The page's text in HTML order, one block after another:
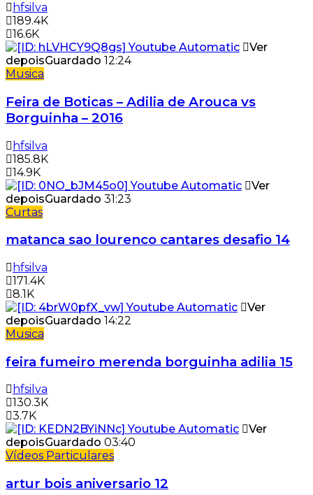
hfsilva
189.4K
16.6K
Ver
depoisGuardado 12:24
Musica
Feira de Boticas – Adilia de Arouca vs
Borguinha – 2016
hfsilva
185.8K
14.9K
Ver
depoisGuardado 31:23
Curtas
matanca sao lourenco cantares desafio 14
hfsilva
171.4K
8.1K
Ver
depoisGuardado 14:22
Musica
feira fumeiro merenda borguinha adilia 15
hfsilva
130.3K
3.7K
Ver
depoisGuardado 03:40
Vídeos Particulares
artur bois aniversario 12